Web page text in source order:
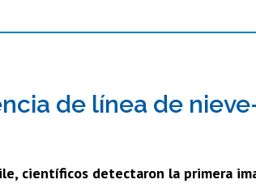
Bachillerato
de línea de
científicos detectaron la primera